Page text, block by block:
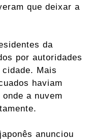
que deixar a
da
por autoridades
Mais
haviam
a nuvem
anunciou